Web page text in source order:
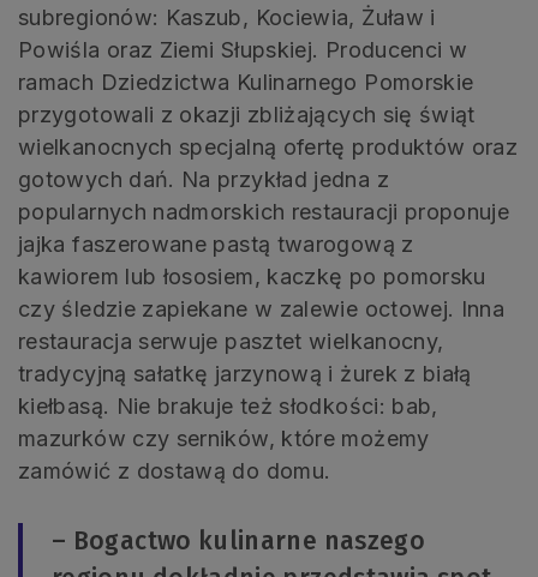
subregionów: Kaszub, Kociewia, Żuław i
Powiśla oraz Ziemi Słupskiej. Producenci w
ramach Dziedzictwa Kulinarnego Pomorskie
przygotowali z okazji zbliżających się świąt
wielkanocnych specjalną ofertę produktów oraz
gotowych dań. Na przykład jedna z
popularnych nadmorskich restauracji proponuje
jajka faszerowane pastą twarogową z
kawiorem lub łososiem, kaczkę po pomorsku
czy śledzie zapiekane w zalewie octowej. Inna
restauracja serwuje pasztet wielkanocny,
tradycyjną sałatkę jarzynową i żurek z białą
kiełbasą. Nie brakuje też słodkości: bab,
mazurków czy serników, które możemy
zamówić z dostawą do domu.
– Bogactwo kulinarne naszego